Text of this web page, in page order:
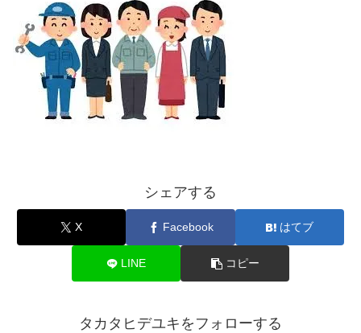
シェアする
X Facebook はてブ
LINE コピー
タカタヒデユキをフォローする